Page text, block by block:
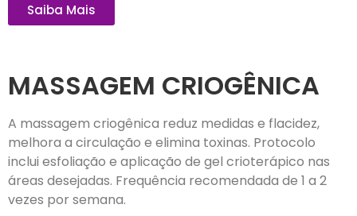
Saiba Mais
MASSAGEM CRIOGÊNICA
A massagem criogênica reduz medidas e flacidez,
melhora a circulação e elimina toxinas. Protocolo
inclui esfoliação e aplicação de gel crioterápico nas
áreas desejadas. Frequência recomendada de 1 a 2
vezes por semana.